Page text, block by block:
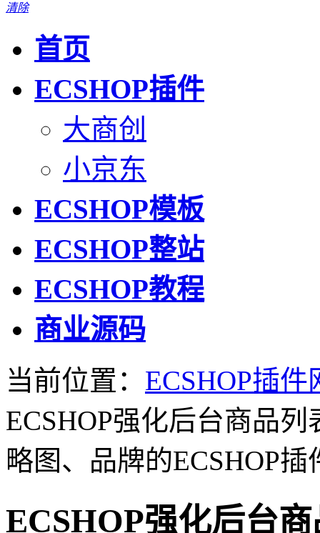
清除
首页
ECSHOP插件
大商创
小京东
ECSHOP模板
ECSHOP整站
ECSHOP教程
商业源码
当前位置： ECSHOP插件
ECSHOP强化后台商品
略图、品牌的ECSHOP
ECSHOP强化后台